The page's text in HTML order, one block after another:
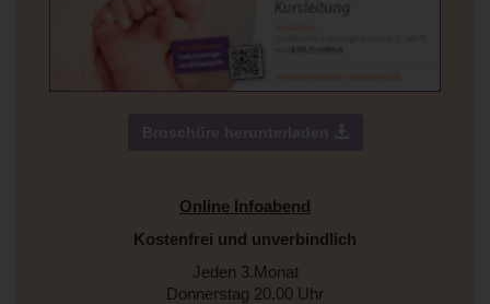
Online Infoabend
Kostenfrei und unverbindlich
Jeden 3.Monat
Donnerstag 20.00 Uhr